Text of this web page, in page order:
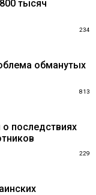
тысяч
234
обманутых
813
о последствиях
229